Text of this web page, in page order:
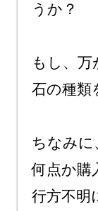
うか？
もし、
石の種類
ちなみに
何点か購
行方不明